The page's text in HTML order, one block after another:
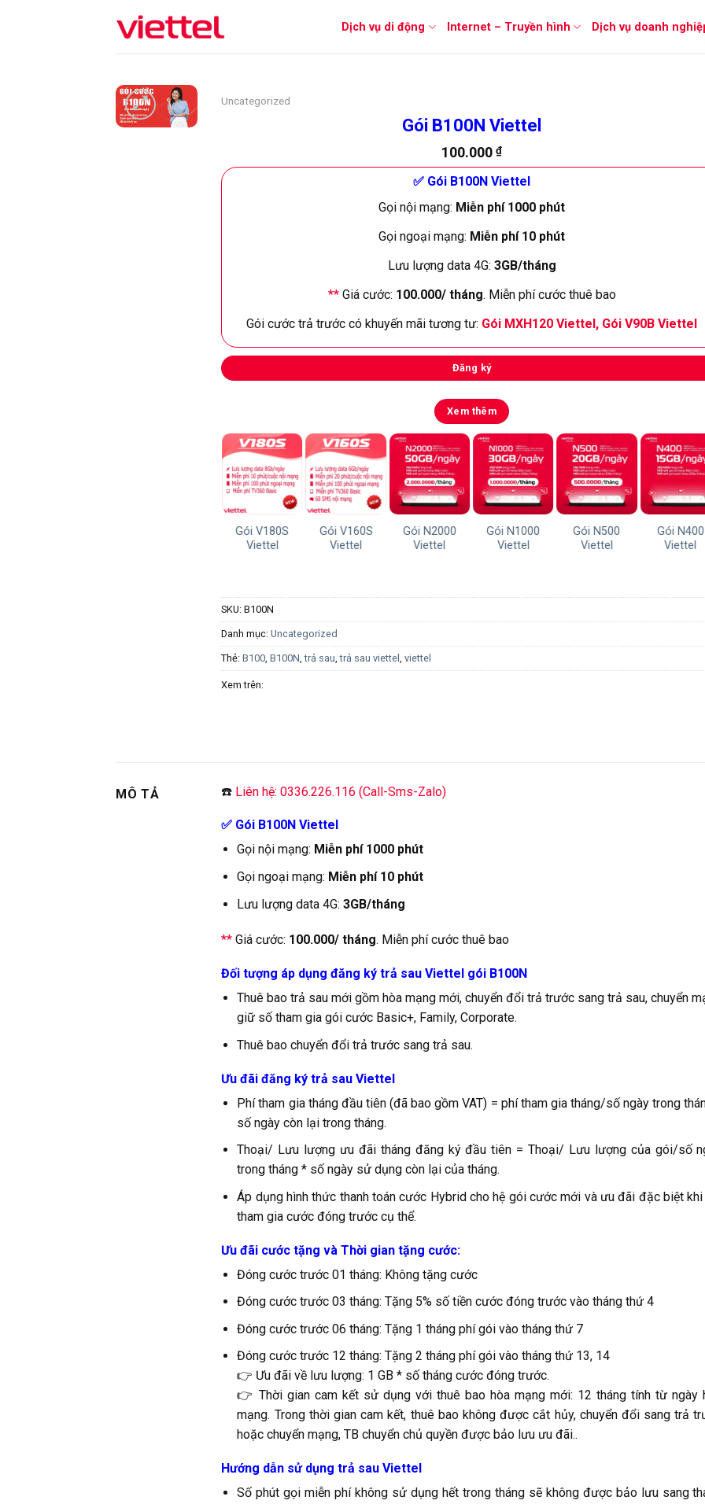
Dịch vụ di động Internet – Truyền hình Dịch vụ doanh
Uncategorized
Gói B100N Viettel
100.000₫
✅ Gói B100N Viettel
Gọi nội mạng: Miễn phí 1000 phút
Gọi ngoại mạng: Miễn phí 10 phút
Lưu lượng data 4G: 3GB/tháng
**Giá cước: 100.000/ tháng. Miễn phí cước thuê bao
Gói cước trả trước có khuyến mãi tương tư: Gói MXH120 Viettel, Gói V90B Viettel
Đăng ký
Xem thêm
Gói V180S
Viettel
Gói V160S
Viettel
Gói N2000
Viettel
Gói N1000
Viettel
Gói N500
Viettel
Gói N400
Viettel
SKU: B100N
Danh mục: Uncategorized
Thẻ: B100, B100N,trả sau,trả sau viettel , viettel
Xem trên:
MÔ TẢ ☎️ Liên hệ: 0336.226.116 (Call-Sms-Zalo)
✅ Gói B100N Viettel
Gọi nội mạng: Miễn phí 1000 phút
Gọi ngoại mạng: Miễn phí 10 phút
Lưu lượng data 4G:3GB/tháng
**Giá cước: 100.000/ tháng. Miễn phí cước thuê bao
Đối tượng áp dụng đăng ký trả sau Viettel gói B100N
Thuê bao trả sau mới gồm hòa mạng mới, chuyển đổi trả trước sang trả sau, chuyển
giữ số tham gia gói cước Basic+, Family, Corporate.
Thuê bao chuyển đổi trả trước sang trả sau.
Ưu đãi đăng ký trả sau Viettel
Phí tham gia tháng đầu tiên (đã bao gồm VAT) = phí tham gia tháng/số ngày trong
số ngày còn lại trong tháng.
Thoại/ Lưu lượng ưu đãi tháng đăng ký đầu tiên = Thoại/ Lưu lượng của gói/số
trong tháng * số ngày sử dụng còn lại của tháng.
Áp dụng hình thức thanh toán cước Hybrid cho hệ gói cước mới và ưu đãi đặc biệt khi
tham gia cước đóng trước cụ thể.
Ưu đãi cước tặng và Thời gian tặng cước:
Đóng cước trước 01 tháng: Không tặng cước
Đóng cước trước 03 tháng: Tặng 5% số tiền cước đóng trước vào tháng thứ 4
Đóng cước trước 06 tháng: Tặng 1 tháng phí gói vào tháng thứ 7
Đóng cước trước 12 tháng: Tặng 2 tháng phí gói vào tháng thứ 13, 14
👉 Ưu đãi về lưu lượng: 1 GB * số tháng cước đóng trước.
👉 Thời gian cam kết sử dụng với thuê bao hòa mạng mới: 12 tháng tính từ ngày
mạng. Trong thời gian cam kết, thuê bao không được cắt hủy, chuyển đổi sang trả
hoặc chuyển mạng, TB chuyển chủ quyền được bảo lưu ưu đãi..
Hướng dẫn sử dụng trả sau Viettel
Số phút gọi miễn phí không sử dụng hết trong tháng sẽ không được bảo lưu sang